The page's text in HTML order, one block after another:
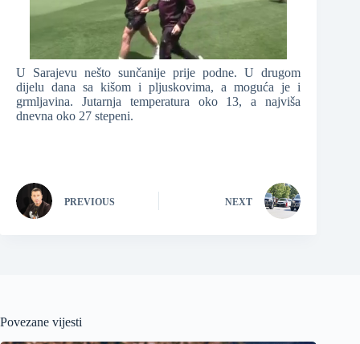
U Sarajevu nešto sunčanije prije podne. U drugom
dijelu dana sa kišom i pljuskovima, a moguća je i
grmljavina. Jutarnja temperatura oko 13, a najviša
dnevna oko 27 stepeni.
PREVIOUS NEXT
Povezane vijesti